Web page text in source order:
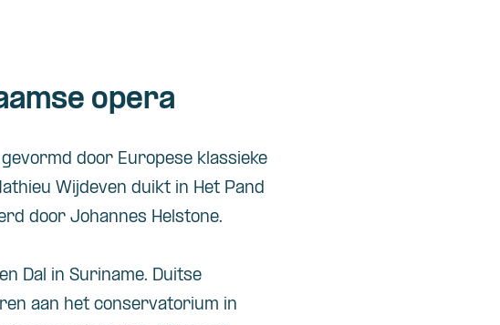
opera
door Europese klassieke
Wijdeven duikt in Het Pand
door Johannes Helstone.
Dal in Suriname. Duitse
aan het conservatorium in